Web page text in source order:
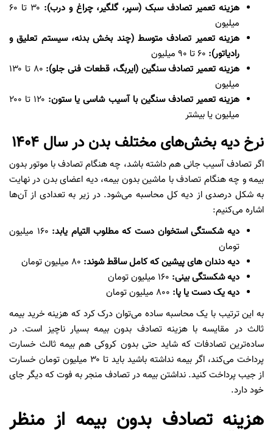
هزینه تعمیر تصادف سبک (سپر، گلگیر، چراغ و درب):
۳۰ تا ۶۰
میلیون
هزینه تعمیر تصادف متوسط (چند بخش بدنه، سیستم تعلیق و
رادیاتور):‌
هزینه تعمیر تصادف سنگین (ایربگ، قطعات فنی جلو):
۸۰ تا ۱۳۰
میلیون
هزینه تعمیر تصادف سنگین با آسیب شاسی یا ستون:
۱۲۰ تا ۲۰۰
میلیون یا بیشتر
نرخ دیه بخش‌های مختلف بدن در سال ۱۴۰۴
اگر تصادف آسیب جانی هم داشته باشد، چه هنگام تصادف با موتور بدون
بیمه و چه هنگام تصادف با ماشین بدون بیمه، دیه اعضای بدن در نهایت
به شکل درصدی از دیه کل محاسبه می‌شود. در زیر به تعدادی از آن‌ها
اشاره می‌کنیم:
دیه شکستگی استخوان دست که مطلوب التیام یابد:
۱۶۰ میلیون
تومان
دیه دندان های پیشین که کامل ساقط شوند: ۸۰ میلیون تومان
دیه شکستگی بینی:
دیه یک دست یا پا:
به این ترتیب با یک محاسبه ساده می‌توان درک کرد که هزینه خرید بیمه
ثالث در مقایسه با هزینه تصادف بدون بیمه بسیار ناچیز است. در
ساده‌ترین تصادفات که شاید حتی بدون کروکی هم بیمه ثالث خسارت
پرداخت می‌کند، اگر بیمه نداشته باشید باید تا ۳۰ میلیون تومان خسارت
از جیب پرداخت کنید. نداشتن بیمه در تصادف منجر به فوت که دیگر جای
خود دارد.
هزینه تصادف بدون بیمه از منظر